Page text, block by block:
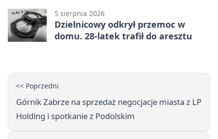
5 sierpnia 2026
Dzielnicowy odkrył przemoc w
domu. 28-latek trafił do aresztu
<< Poprzedni
Górnik Zabrze na sprzedaż negocjacje miasta z LP
Holding i spotkanie z Podolskim